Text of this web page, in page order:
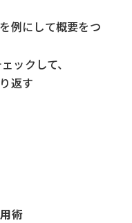
例にして概要をつ
ックして、
返す
術